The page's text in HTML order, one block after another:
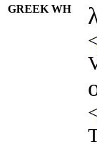
GREEK WH